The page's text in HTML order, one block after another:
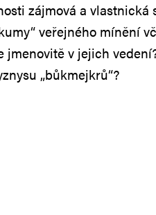
zájmová a
veřejného mínění
jmenovitě v jejich
„bůkmejkrů“?